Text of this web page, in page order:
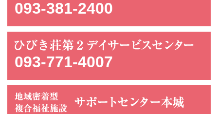
093-381-2400
093-771-4007